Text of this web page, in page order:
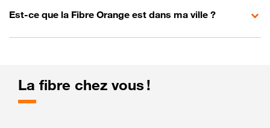
Est-ce que la Fibre Orange est dans ma ville ?
La fibre chez vous !